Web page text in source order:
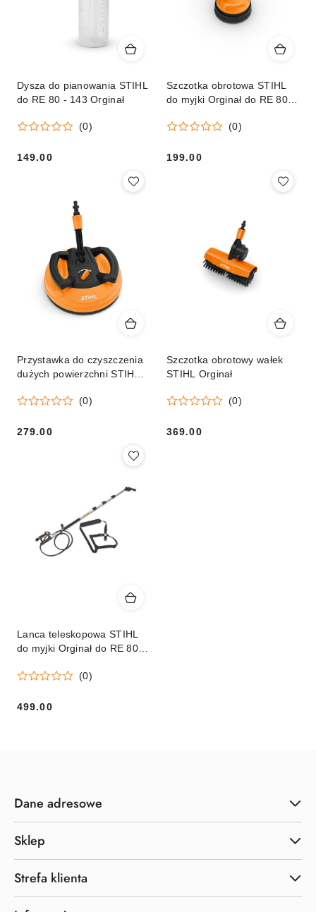
Dysza do pianowania STIHL
do RE 80 - 143 Orginał
(0)
Cena:
149.00
Szczotka obrotowa STIHL
do myjki Orginał do RE 80 –
(0)
Cena:
199.00
Przystawka do czyszczenia
dużych powierzchni STIHL
(0)
279.00
Szczotka obrotowy wałek
STIHL Orginał
(0)
369.00
Lanca teleskopowa STIHL
do myjki Orginał do RE 80 –
(0)
Cena:
499.00
Dane adresowe
Sklep
Strefa klienta